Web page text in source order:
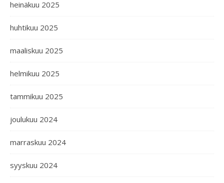
heinäkuu 2025
huhtikuu 2025
maaliskuu 2025
helmikuu 2025
tammikuu 2025
joulukuu 2024
marraskuu 2024
syyskuu 2024